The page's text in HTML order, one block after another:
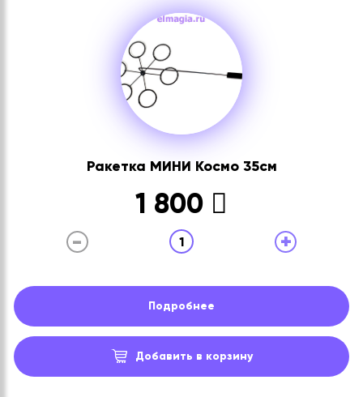
Ракетка МИНИ Космо 35см
1 800
- 1 +
Подробнее
Добавить в корзину